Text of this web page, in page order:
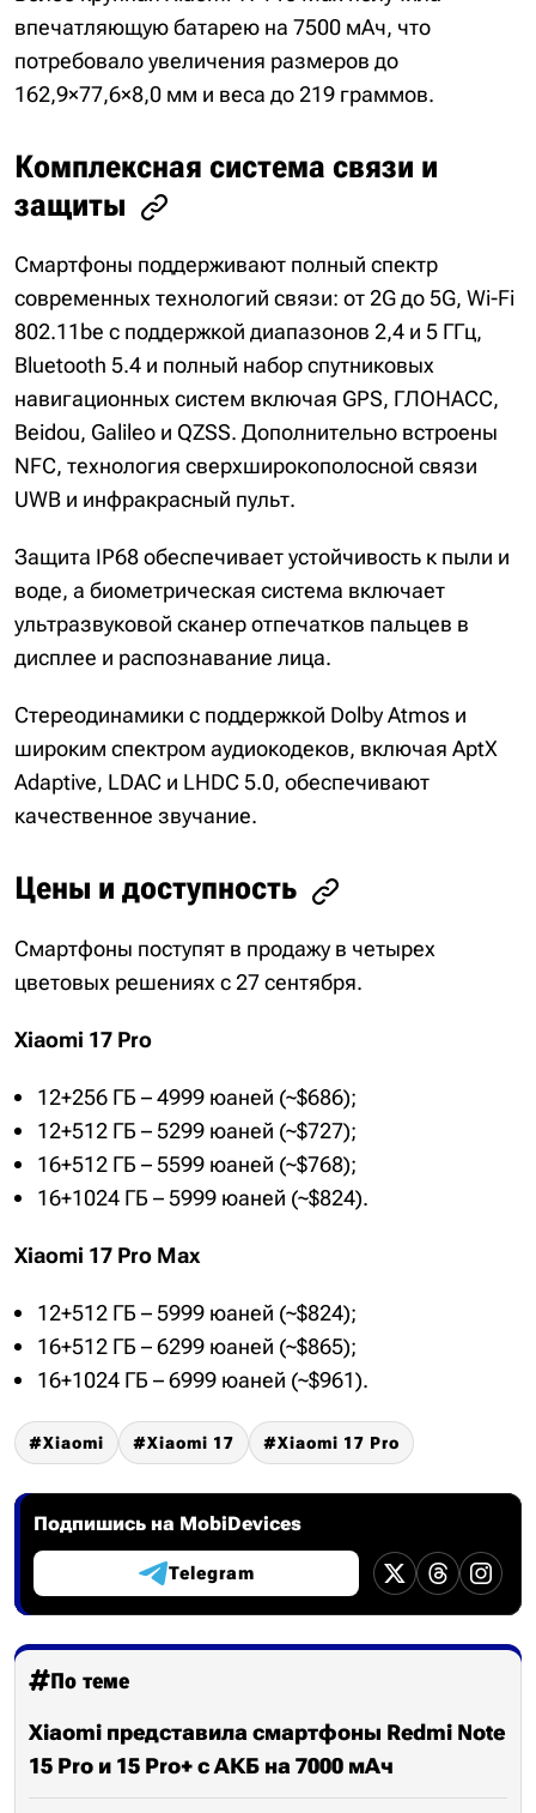
впечатляющую батарею на 7500 мАч, что
потребовало увеличения размеров до
162,9×77,6×8,0 мм и веса до 219 граммов.
Комплексная система связи и
защиты
Смартфоны поддерживают полный спектр
современных технологий связи: от 2G до 5G, Wi-Fi
802.11be с поддержкой диапазонов 2,4 и 5 ГГц,
Bluetooth 5.4 и полный набор спутниковых
навигационных систем включая GPS, ГЛОНАСС,
Beidou, Galileo и QZSS. Дополнительно встроены
NFC, технология сверхширокополосной связи
UWB и инфракрасный пульт.
Защита IP68 обеспечивает устойчивость к пыли и
воде, а биометрическая система включает
ультразвуковой сканер отпечатков пальцев в
дисплее и распознавание лица.
Стереодинамики с поддержкой Dolby Atmos и
широким спектром аудиокодеков, включая AptX
Adaptive, LDAC и LHDC 5.0, обеспечивают
качественное звучание.
Цены и доступность
Смартфоны поступят в продажу в четырех
цветовых решениях с 27 сентября.
Xiaomi 17 Pro
12+256 ГБ – 4999 юаней (~$686);
12+512 ГБ – 5299 юаней (~$727);
16+512 ГБ – 5599 юаней (~$768);
16+1024 ГБ – 5999 юаней (~$824).
Xiaomi 17 Pro Max
12+512 ГБ – 5999 юаней (~$824);
16+512 ГБ – 6299 юаней (~$865);
16+1024 ГБ – 6999 юаней (~$961).
Xiaomi Xiaomi 17 Xiaomi 17 Pro
Подпишись на MobiDevices
Telegram
По теме
Xiaomi представила смартфоны Redmi Note
15 Pro и 15 Pro+ с АКБ на 7000 мАч